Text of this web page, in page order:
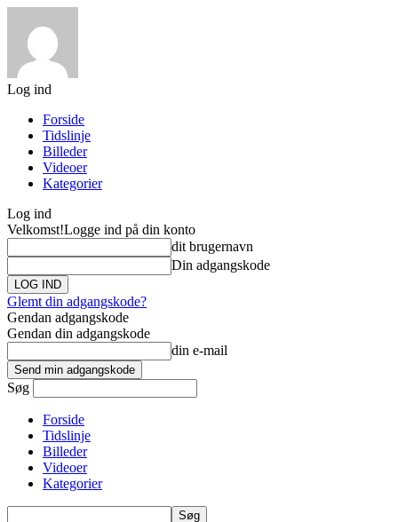
Log ind
Forside
Tidslinje
Billeder
Videoer
Kategorier
Log ind
Velkomst!Logge ind på din konto
dit brugernavn
Din adgangskode
Glemt din adgangskode?
Gendan adgangskode
Gendan din adgangskode
din e-mail
Søg
Forside
Tidslinje
Billeder
Videoer
Kategorier